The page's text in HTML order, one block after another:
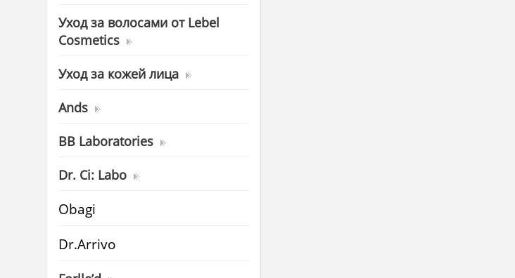
Уход за волосами от Lebel
Cosmetics
Уход за кожей лица
Ands
BB Laboratories
Dr. Ci: Labo
Obagi
Dr.Arrivo